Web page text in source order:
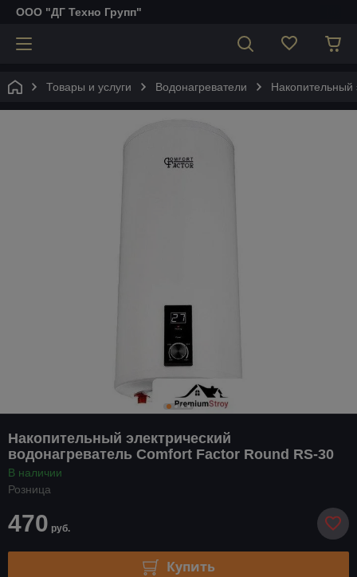
ООО "ДГ Техно Групп"
Товары и услуги Водонагреватели Накопительный
Накопительный электрический
водонагреватель Comfort Factor Round RS-30
В наличии
Розница
470 руб.
Купить